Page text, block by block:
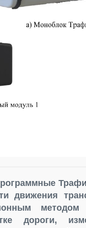
движения
дороги,